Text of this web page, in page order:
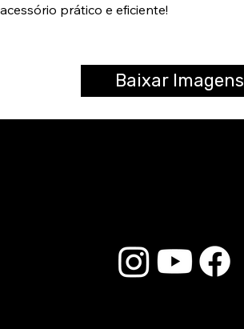
acessório prático e eficiente!
Baixar Imagens